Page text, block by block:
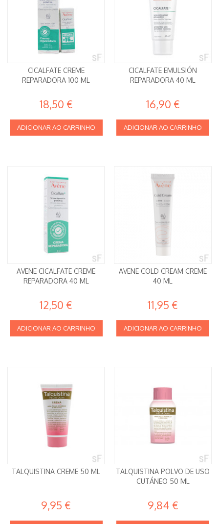
CICALFATE CREME
REPARADORA 100 ML
18,50 €
ADICIONAR AO CARRINHO
CICALFATE EMULSIÓN
REPARADORA 40 ML
16,90 €
ADICIONAR AO CARRINHO
AVENE CICALFATE CREME
REPARADORA 40 ML
12,50 €
ADICIONAR AO CARRINHO
AVENE COLD CREAM CREME
40 ML
11,95 €
ADICIONAR AO CARRINHO
TALQUISTINA CREME 50 ML
9,95 €
TALQUISTINA POLVO DE USO
CUTÁNEO 50 ML
9,84 €